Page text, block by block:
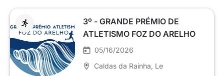
3º - GRANDE PRÉMIO DE
ATLETISMO FOZ DO ARELHO
05/16/2026
Caldas da Rainha , Le